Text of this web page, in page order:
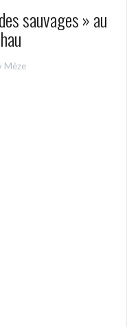
sauvages » au
Mèze